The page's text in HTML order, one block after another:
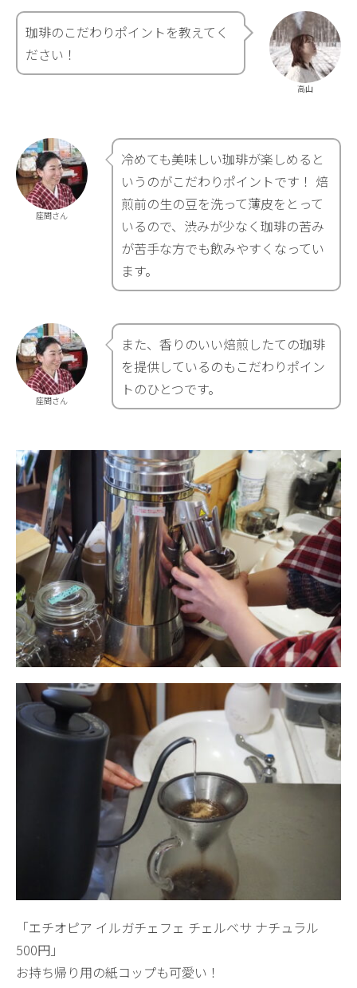
高山
珈琲のこだわりポイントを教えてく
ださい！
座間さん
冷めても美味しい珈琲が楽しめると
いうのがこだわりポイントです！ 焙
煎前の生の豆を洗って薄皮をとって
いるので、渋みが少なく珈琲の苦み
が苦手な方でも飲みやすくなってい
ます。
座間さん
また、香りのいい焙煎したての珈琲
を提供しているのもこだわりポイン
トのひとつです。
「エチオピア イルガチェフェ チェルベサ ナチュラル
500円」
お持ち帰り用の紙コップも可愛い！